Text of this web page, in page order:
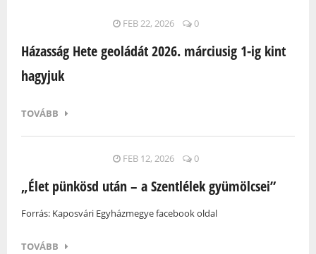
FEB 22, 2026 0
Házasság Hete geoládát 2026. márciusig 1-ig kint
hagyjuk
TOVÁBB
FEB 12, 2026 0
„Élet pünkösd után – a Szentlélek gyümölcsei”
Forrás: Kaposvári Egyházmegye facebook oldal
TOVÁBB